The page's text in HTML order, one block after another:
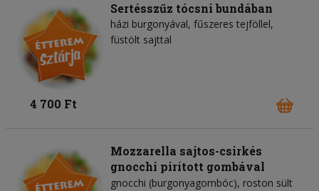
Sertésszűz tócsni bundában
házi burgonyával, fűszeres tejföllel,
füstölt sajttal
4 700 Ft
Mozzarella sajtos-csirkés
gnocchi pirított gombával
gnocchi (burgonyagombóc) roston sült